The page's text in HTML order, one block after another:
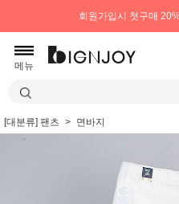
회원가입시 첫구매
메뉴
[대분류] 팬츠 면바지